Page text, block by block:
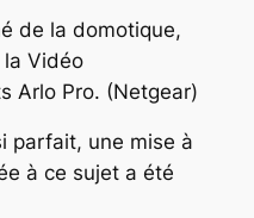
de la domotique,
Vidéo
Arlo Pro. (Netgear)
parfait, une mise à
à ce sujet a été